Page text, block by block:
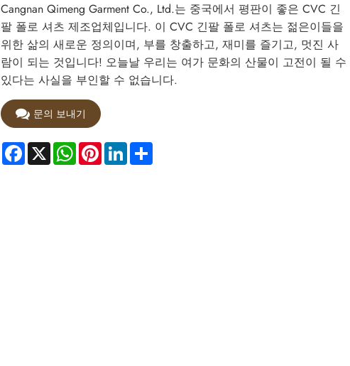
Cangnan Qimeng Garment Co., Ltd.는 중국에서 평판이 좋은 CVC 긴
팔 폴로 셔츠 제조업체입니다. 이 CVC 긴팔 폴로 셔츠는 젊은이들을
위한 삶의 새로운 정의이며, 부를 창출하고, 재미를 즐기고, 멋진 사
람이 되는 것입니다! 오늘날 우리는 여가 문화의 산물이 고전이 될 수
있다는 사실을 부인할 수 없습니다.
문의 보내기
Facebook
X WhatsApp
PinterestLinkedInShare